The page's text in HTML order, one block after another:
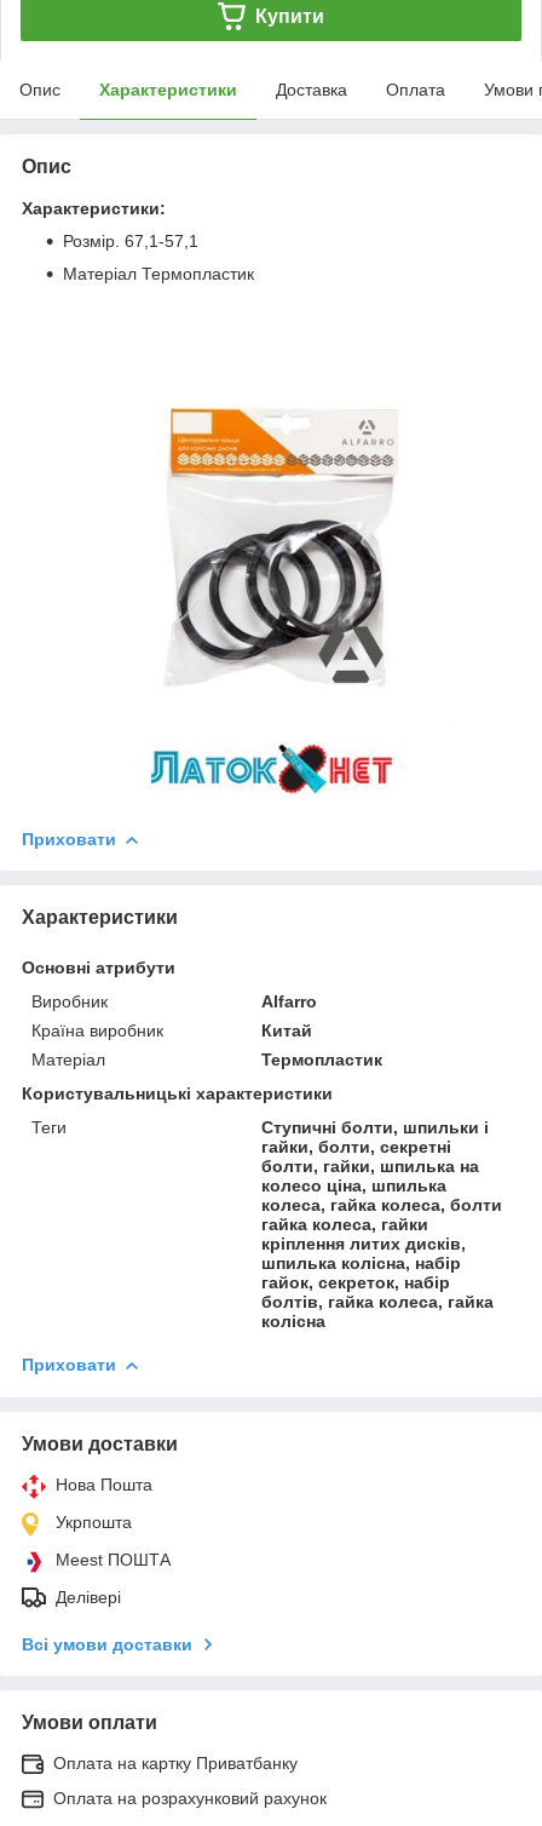
Купити
Опис Характеристики Доставка Оплата Умови
Опис
Характеристики:
Розмір. 67,1-57,1
Матеріал Термопластик
Приховати
Характеристики
Основні атрибути
Виробник
Alfarro
Країна виробник
Китай
Матеріал
Термопластик
Користувальницькі характеристики
Теги
Ступичні болти, шпильки і
гайки, болти, секретні
болти, гайки, шпилька на
колесо ціна, шпилька
колеса, гайка колеса, болти
гайка колеса, гайки
кріплення литих дисків,
шпилька колісна, набір
гайок, секреток, набір
болтів, гайка колеса, гайка
колісна
Приховати
Умови доставки
Нова Пошта
Укрпошта
Meest ПОШТА
Делівері
Всі умови доставки
Умови оплати
Оплата на картку Приватбанку
Оплата на розрахунковий рахунок